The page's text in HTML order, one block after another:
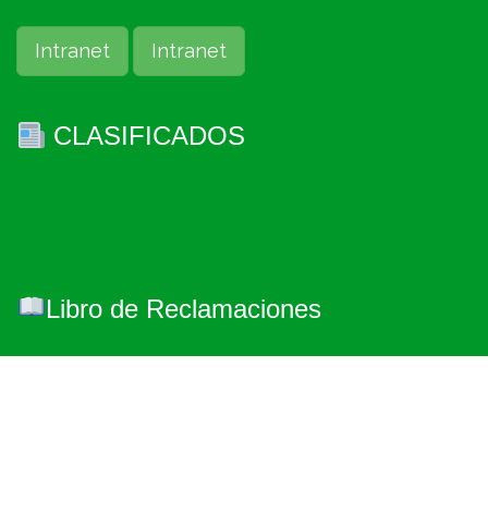
Intranet Intranet
CLASIFICADOS
Libro de Reclamaciones